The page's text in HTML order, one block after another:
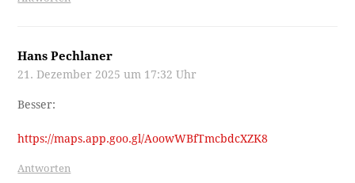
Hans Pechlaner
21. Dezember 2025 um 17:32 Uhr
Besser:
https://maps.app.goo.gl/AoowWBfTmcbdcXZK8
Antworten